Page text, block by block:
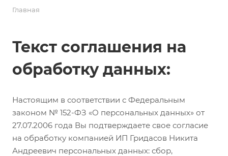
Главная
Текст соглашения на
обработку данных:
Настоящим в соответствии с Федеральным
законом № 152-ФЗ «О персональных данных» от
27.07.2006 года Вы подтверждаете свое согласие
на обработку компанией ИП Гридасов Никита
Андреевич персональных данных: сбор,